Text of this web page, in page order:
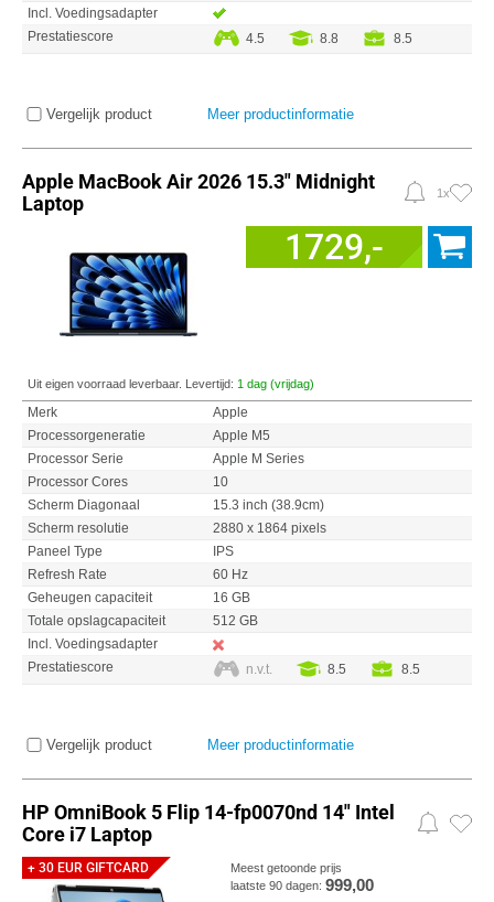
Incl. Voedingsadapter
Prestatiescore
4.5 8.8 8.5
Vergelijk product Meer productinformatie
Apple MacBook Air 2026 15.3" Midnight
Laptop
1x
1729,-
Uit eigen voorraad leverbaar. Levertijd: 1 dag (vrijdag)
Merk
Apple
Processorgeneratie
Apple M5
Processor Serie
Apple M Series
Processor Cores
10
Scherm Diagonaal
15.3 inch (38.9cm)
Scherm resolutie
2880 x 1864 pixels
Paneel Type
IPS
Refresh Rate
60 Hz
Geheugen capaciteit
16 GB
Totale opslagcapaciteit
512 GB
Incl. Voedingsadapter
Prestatiescore
n.v.t. 8.5 8.5
Vergelijk product Meer productinformatie
HP OmniBook 5 Flip 14-fp0070nd 14" Intel
Core i7 Laptop
+ 30 EUR GIFTCARD
Meest getoonde prijs
laatste 90 dagen: 999,00